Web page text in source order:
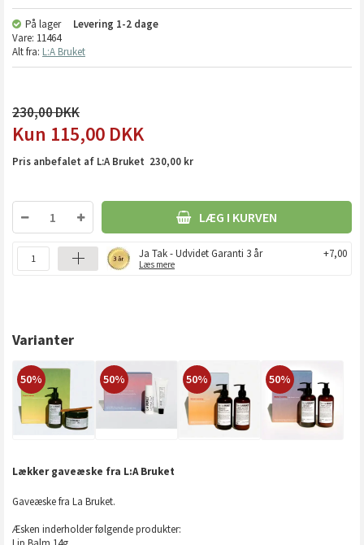
På lager Levering 1-2 dage
Vare: 11464
Alt fra: L:A Bruket
230,00
115,00 DKK
Pris anbefalet af L:A Bruket 230,00 kr
LÆG I KURVEN
Ja Tak - Udvidet Garanti 3 år
Læs mere
+7,00
Varianter
50% 50% 50% 50%
Lækker gaveæske fra L:A Bruket
Gaveæske fra La Bruket.
Æsken inderholder følgende produkter: